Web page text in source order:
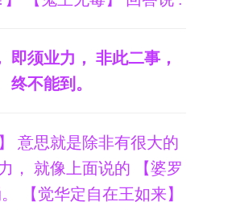
即须业力， 非此二事，
终不能到。
意思就是除非有很大的
， 就像上面说的 【婆罗
【觉华定自在王如来】